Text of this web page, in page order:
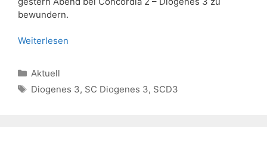
bewundern.
Weiterlesen
Kategorien
Aktuell
Schlagwörter
Diogenes 3, SC Diogenes 3, SCD3